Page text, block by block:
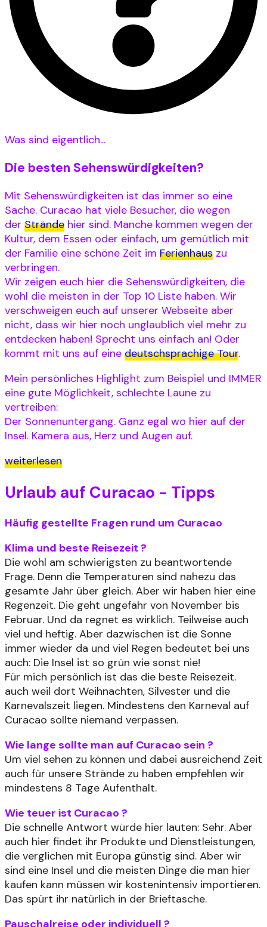
Was sind eigentlich...
Die besten Sehenswürdigkeiten?
Mit Sehenswürdigkeiten ist das immer so eine
Sache. Curacao hat viele Besucher, die wegen
der Strände hier sind. Manche kommen wegen der
Kultur, dem Essen oder einfach, um gemütlich mit
der Familie eine schöne Zeit im Ferienhaus zu
verbringen.
Wir zeigen euch hier die Sehenswürdigkeiten, die
wohl die meisten in der Top 10 Liste haben. Wir
verschweigen euch auf unserer Webseite aber
nicht, dass wir hier noch unglaublich viel mehr zu
entdecken haben! Sprecht uns einfach an! Oder
kommt mit uns auf eine deutschsprachige Tour.
Mein persönliches Highlight zum Beispiel und IMMER
eine gute Möglichkeit, schlechte Laune zu
vertreiben:
Der Sonnenuntergang. Ganz egal wo hier auf der
Insel. Kamera aus, Herz und Augen auf.
weiterlesen
Urlaub auf Curacao - Tipps
Häufig gestellte Fragen rund um Curacao
Klima und beste Reisezeit ?
Die wohl am schwierigsten zu beantwortende
Frage. Denn die Temperaturen sind nahezu das
gesamte Jahr über gleich. Aber wir haben hier eine
Regenzeit. Die geht ungefähr von November bis
Februar. Und da regnet es wirklich. Teilweise auch
viel und heftig. Aber dazwischen ist die Sonne
immer wieder da und viel Regen bedeutet bei uns
auch: Die Insel ist so grün wie sonst nie!
Für mich persönlich ist das die beste Reisezeit.
auch weil dort Weihnachten, Silvester und die
Karnevalszeit liegen. Mindestens den Karneval auf
Curacao sollte niemand verpassen.
Wie lange sollte man auf Curacao sein ?
Um viel sehen zu können und dabei ausreichend Zeit
auch für unsere Strände zu haben empfehlen wir
mindestens 8 Tage Aufenthalt.
Wie teuer ist Curacao ?
Die schnelle Antwort würde hier lauten: Sehr. Aber
auch hier findet ihr Produkte und Dienstleistungen,
die verglichen mit Europa günstig sind. Aber wir
sind eine Insel und die meisten Dinge die man hier
kaufen kann müssen wir kostenintensiv importieren.
Das spürt ihr natürlich in der Brieftasche.